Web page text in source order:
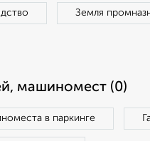
Земля
машиномест (0)
в паркинге